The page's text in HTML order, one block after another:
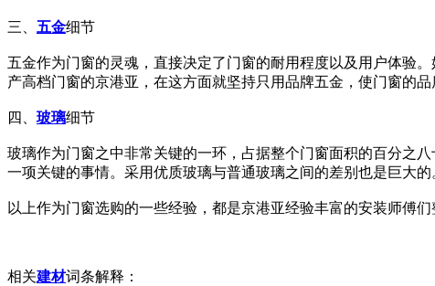
三、 五金细节
五金作为门窗的灵魂，直接决定了门窗的耐用程度以及用户体验
产高档门窗的京港亚，在这方面就坚持只用品牌五金，使门窗的品
四、 玻璃细节
玻璃作为门窗之中非常关键的一环，占据整个门窗面积的百分之八
一项关键的事情。采用优质玻璃与普通玻璃之间的差别也是巨大的
以上作为门窗选购的一些经验，都是京港亚经验丰富的安装师傅
相关建材词条解释：